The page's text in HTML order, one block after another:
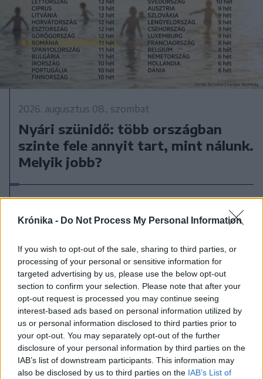
Krónika - Do Not Process My Personal Information
If you wish to opt-out of the sale, sharing to third parties, or
processing of your personal or sensitive information for
targeted advertising by us, please use the below opt-out
section to confirm your selection. Please note that after your
opt-out request is processed you may continue seeing
interest-based ads based on personal information utilized by
us or personal information disclosed to third parties prior to
your opt-out. You may separately opt-out of the further
disclosure of your personal information by third parties on the
IAB’s list of downstream participants. This information may
also be disclosed by us to third parties on the IAB’s List of
2026. augusztus 08., szombat
Nyári szünidő: több országban
szinte fele annyit tart, mint nálunk.
Melyik jobb?